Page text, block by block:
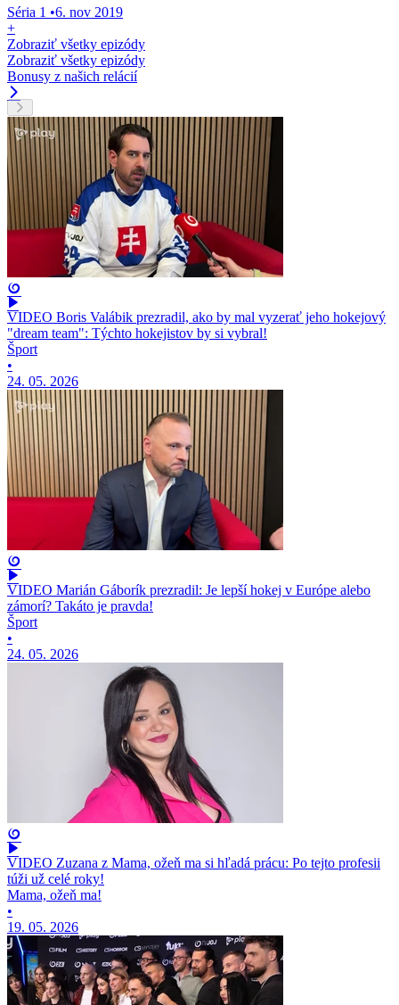
Séria 1 •6. nov 2019
+
Zobraziť všetky epizódy
Zobraziť všetky epizódy
Bonusy z našich relácií
VIDEO Boris Valábik prezradil, ako by mal vyzerať jeho hokejový
"dream team": Týchto hokejistov by si vybral!
Šport
•
24. 05. 2026
VIDEO Marián Gáborík prezradil: Je lepší hokej v Európe alebo
zámorí? Takáto je pravda!
Šport
•
24. 05. 2026
VIDEO Zuzana z Mama, ožeň ma si hľadá prácu: Po tejto profesii
túži už celé roky!
Mama, ožeň ma!
•
19. 05. 2026